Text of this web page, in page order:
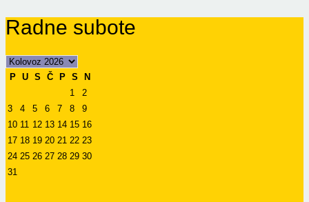
Radne subote
P U S Č P S
N
1
2
3
4 5 6 7 8
9
10 11 12 13 14 15 16
17 18 19 20 21 22 23
24 25 26 27 28 29 30
31